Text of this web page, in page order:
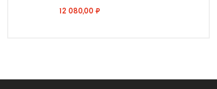
12 080,00 ₽